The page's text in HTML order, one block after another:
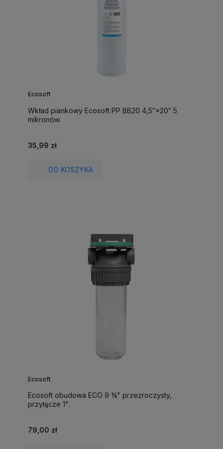
Ecosoft
Wkład piankowy Ecosoft PP BB20 4,5″×20″ 5
mikronów.
35,99 zł
DO KOSZYKA
Ecosoft
Ecosoft obudowa ECO 9 ¾" przezroczysty,
przyłącze 1".
79,00 zł